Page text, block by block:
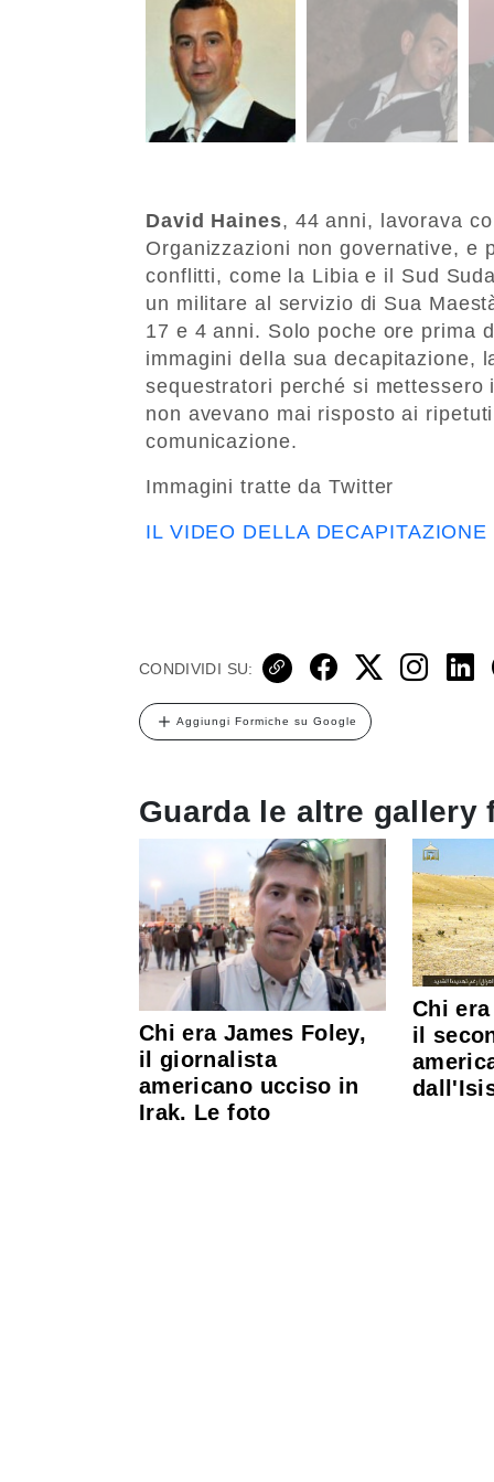
David Haines, 44 anni, lavorava
Organizzazioni non governative, e
conflitti, come la Libia e il Sud
un militare al servizio di Sua
17 e 4 anni. Solo poche ore prima
immagini della sua decapitazione,
sequestratori perché si
non avevano mai risposto ai
comunicazione.
Immagini tratte da Twitter
IL VIDEO DELLA DECAPITAZIONE
CONDIVIDI SU:
Aggiungi Formiche su Google
Guarda le altre gallery
Chi era James Foley,
il giornalista
americano ucciso in
Irak. Le foto
Chi
il